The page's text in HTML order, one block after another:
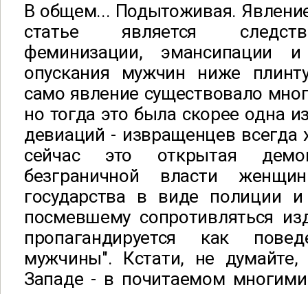
В общем... Подытоживая.
статье является
феминизации, эмансипации и
опускания мужчин ниже
само явление существовало
но тогда это была скорее одна
девиаций - извращенцев всегда
сейчас это открытая
безграничной власти
государства в виде полиции
посмевшему сопротивляться
пропагандируется как
мужчины". Кстати, не
Западе - в почитаемом